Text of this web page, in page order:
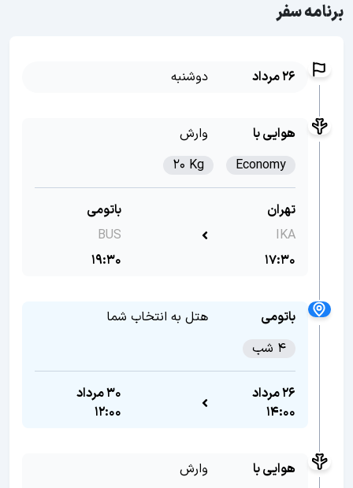
برنامه سفر
26 مرداد دوشنبه
هوایی با
وارش
Economy
20 Kg
تهران
IKA
17:30
باتومی
BUS
19:30
باتومی
هتل به انتخاب شما
4 شب
26 مرداد
14:00
30 مرداد
12:00
هوایی با
وارش